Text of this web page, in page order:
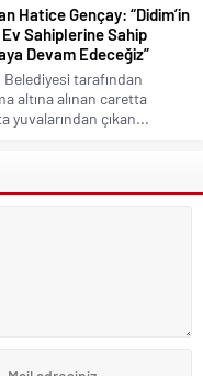
Hatice Gençay: “Didim’in
Ev Sahiplerine Sahip
Devam Edeceğiz”
Belediyesi tarafından
altına alınan caretta
yuvalarından çıkan...